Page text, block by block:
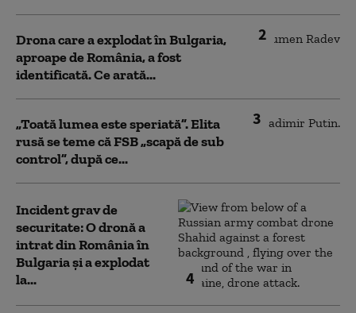
2
Drona care a explodat în Bulgaria,
aproape de România, a fost
identificată. Ce arată...
3
„Toată lumea este speriată”. Elita
rusă se teme că FSB „scapă de sub
control”, după ce...
4
Incident grav de
securitate: O dronă a
intrat din România în
Bulgaria şi a explodat
la...